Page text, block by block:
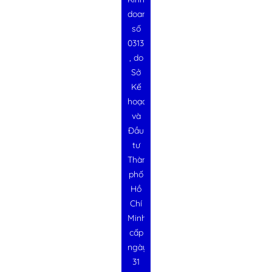
doanh
số
0313728340
, do
Sở
Kế
hoạch
và
Đầu
tư
Thành
phố
Hồ
Chí
Minh
cấp
ngày
31